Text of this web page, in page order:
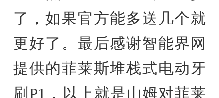
了，如果官方能多送几个就
更好了。最后感谢智能界网
提供的菲莱斯堆栈式电动牙
刷P1，以上就是山姆对菲莱